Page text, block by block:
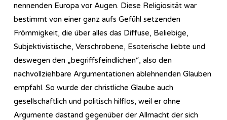
nennenden Europa vor Augen. Diese Religiosität war
bestimmt von einer ganz aufs Gefühl setzenden
Frömmigkeit, die über alles das Diffuse, Beliebige,
Subjektivistische, Verschrobene, Esoterische liebte und
deswegen den „begriffsfeindlichen“, also den
nachvollziehbare Argumentationen ablehnenden Glauben
empfahl. So wurde der christliche Glaube auch
gesellschaftlich und politisch hilflos, weil er ohne
Argumente dastand gegenüber der Allmacht der sich